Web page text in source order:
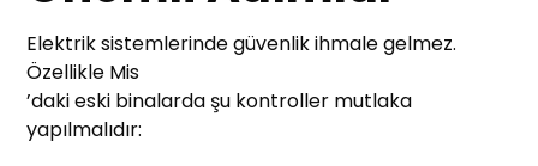
Elektrik sistemlerinde güvenlik ihmale gelmez.
Özellikle Mis
’daki eski binalarda şu kontroller mutlaka
yapılmalıdır: